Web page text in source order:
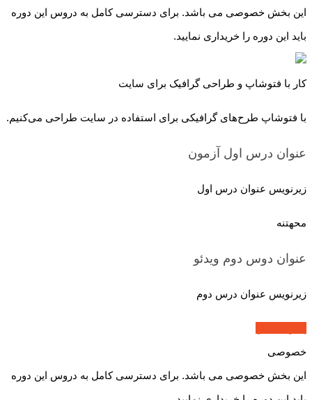
این بخش خصوصی می باشد. برای دسترسی کامل به دروس این دوره
باید این دوره را خریداری نمایید.
کار با فتوشاپ و طراحی گرافیک برای سایت
با فتوشاپ طرح‌های گرافیکی برای استفاده در سایت طراحی می‌کنیم.
عنوان درس اول آزمون
زیرنویس عنوان درس اول
محهتنه
عنوان دوس دوم ویدئو
زیرنویس عنوان درس دوم
خصوصی
این بخش خصوصی می باشد. برای دسترسی کامل به دروس این دوره